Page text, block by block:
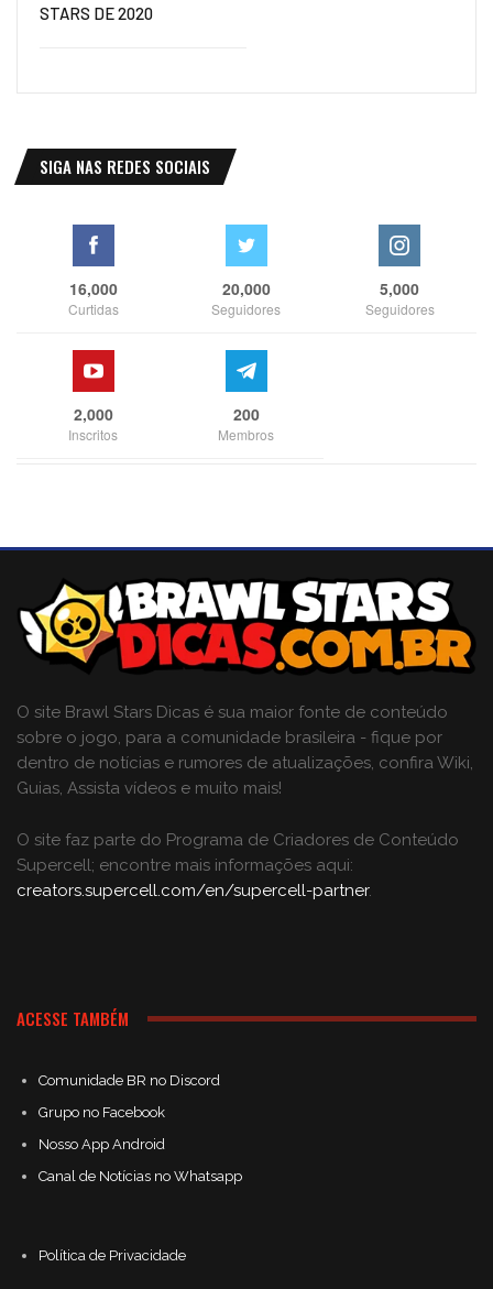
STARS DE 2020
SIGA NAS REDES SOCIAIS
16,000
Curtidas
20,000
Seguidores
5,000
Seguidores
2,000
Inscritos
200
Membros
O site Brawl Stars Dicas é sua maior fonte de conteúdo
sobre o jogo, para a comunidade brasileira - fique por
dentro de notícias e rumores de atualizações, confira Wiki,
Guias, Assista vídeos e muito mais!
O site faz parte do Programa de Criadores de Conteúdo
Supercell; encontre mais informações aqui:
creators.supercell.com/en/supercell-partner.
ACESSE TAMBÉM
Comunidade BR no Discord
Grupo no Facebook
Nosso App Android
Canal de Notícias no Whatsapp
Política de Privacidade